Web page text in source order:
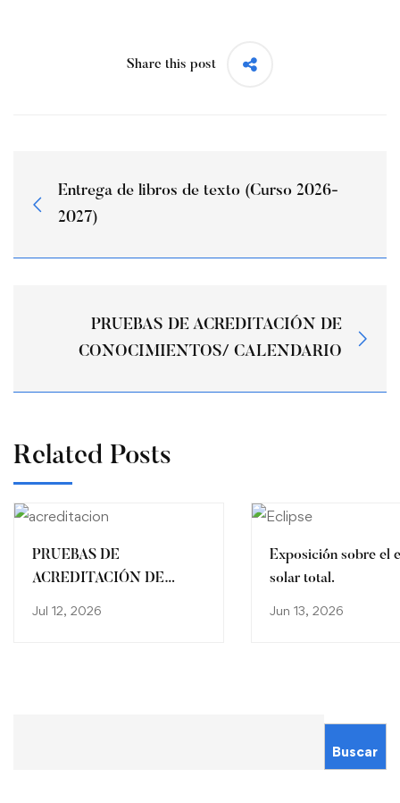
Share this post
Entrega de libros de texto (Curso 2026-
2027)
PRUEBAS DE ACREDITACIÓN DE
CONOCIMIENTOS/ CALENDARIO
Related Posts
PRUEBAS DE
ACREDITACIÓN DE
Jul 12, 2026
Exposición sobre el
solar total.
Jun 13, 2026
Buscar